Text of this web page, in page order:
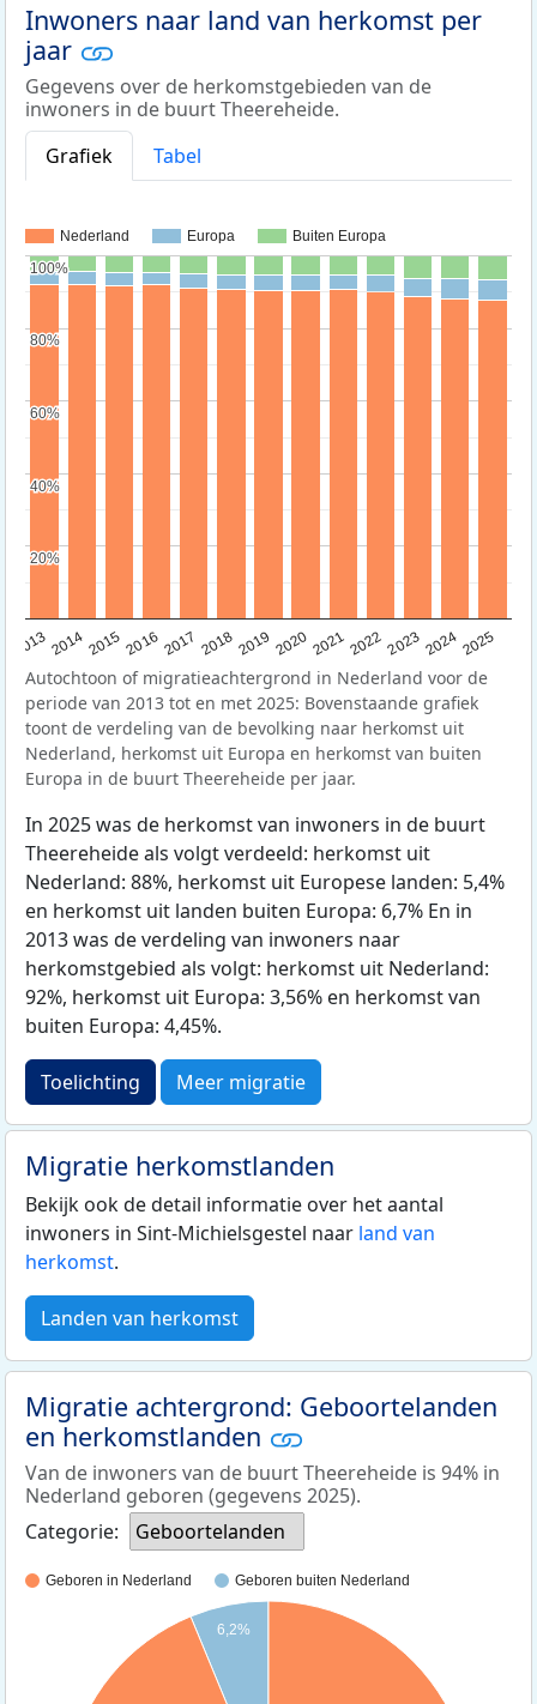
Inwoners naar land van herkomst per
jaar
Gegevens over de herkomstgebieden van de
inwoners in de buurt Theereheide.
Grafiek
Tabel
Nederland Europa Buiten Europa
20132014201520162017 20182019 202020212022202320242025
20%
20%
40%
40%
60%
60%
80%
80%
100%
100%
Autochtoon of migratieachtergrond in Nederland voor de
periode van 2013 tot en met 2025: Bovenstaande grafiek
toont de verdeling van de bevolking naar herkomst uit
Nederland, herkomst uit Europa en herkomst van buiten
Europa in de buurt Theereheide per jaar.
In 2025 was de herkomst van inwoners in de buurt
Theereheide als volgt verdeeld: herkomst uit
Nederland: 88%, herkomst uit Europese landen: 5,4%
en herkomst uit landen buiten Europa: 6,7% En in
2013 was de verdeling van inwoners naar
herkomstgebied als volgt: herkomst uit Nederland:
92%, herkomst uit Europa: 3,56% en herkomst van
buiten Europa: 4,45%.
Toelichting Meer migratie
Migratie herkomstlanden
Bekijk ook de detail informatie over het aantal
inwoners in Sint-Michielsgestel naar land van
herkomst.
Landen van herkomst
Migratie achtergrond: Geboortelanden
en herkomstlanden
Van de inwoners van de buurt Theereheide is 94% in
Nederland geboren (gegevens 2025).
Categorie:
Geboortelanden
Geboren in Nederland Geboren buiten Nederland
6,2%